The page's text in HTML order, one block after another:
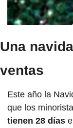
Una
ventas
Este año la
que los
tienen 28 días